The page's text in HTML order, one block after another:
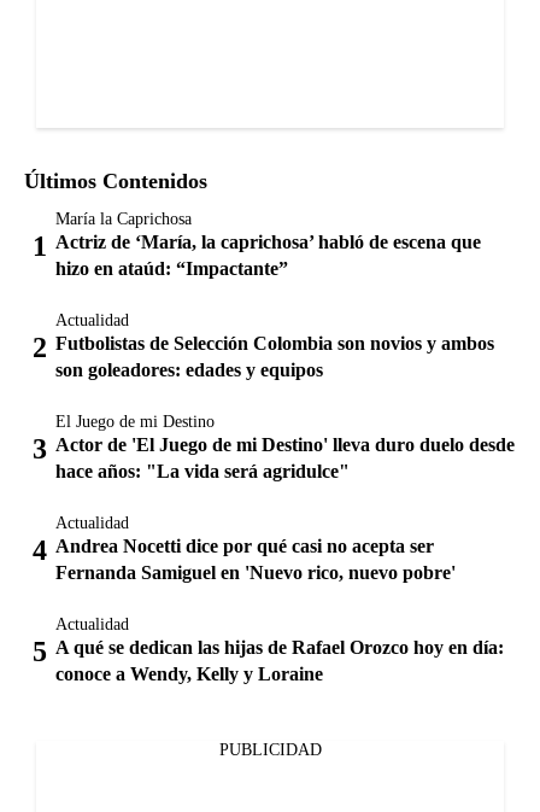
Últimos Contenidos
María la Caprichosa
Actriz de ‘María, la caprichosa’ habló de escena que
hizo en ataúd: “Impactante”
Actualidad
Futbolistas de Selección Colombia son novios y ambos
son goleadores: edades y equipos
El Juego de mi Destino
Actor de 'El Juego de mi Destino' lleva duro duelo desde
hace años: "La vida será agridulce"
Actualidad
Andrea Nocetti dice por qué casi no acepta ser
Fernanda Samiguel en 'Nuevo rico, nuevo pobre'
Actualidad
A qué se dedican las hijas de Rafael Orozco hoy en día:
conoce a Wendy, Kelly y Loraine
PUBLICIDAD